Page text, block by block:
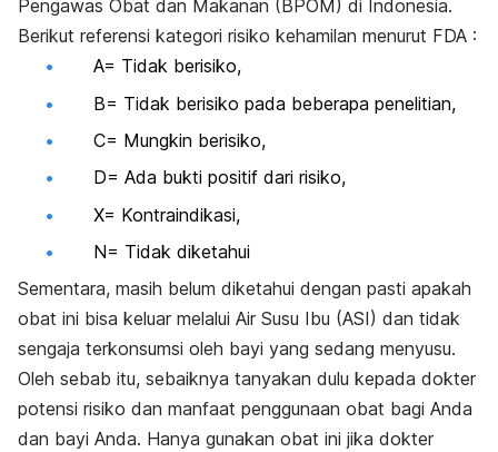
Pengawas Obat dan Makanan (BPOM) di Indonesia.
Berikut referensi kategori risiko kehamilan menurut FDA :
A= Tidak berisiko,
B= Tidak berisiko pada beberapa penelitian,
C= Mungkin berisiko,
D= Ada bukti positif dari risiko,
X= Kontraindikasi,
N= Tidak diketahui
Sementara, masih belum diketahui dengan pasti apakah
obat ini bisa keluar melalui Air Susu Ibu (ASI) dan tidak
sengaja terkonsumsi oleh bayi yang sedang menyusu.
Oleh sebab itu, sebaiknya tanyakan dulu kepada dokter
potensi risiko dan manfaat penggunaan obat bagi Anda
dan bayi Anda. Hanya gunakan obat ini jika dokter